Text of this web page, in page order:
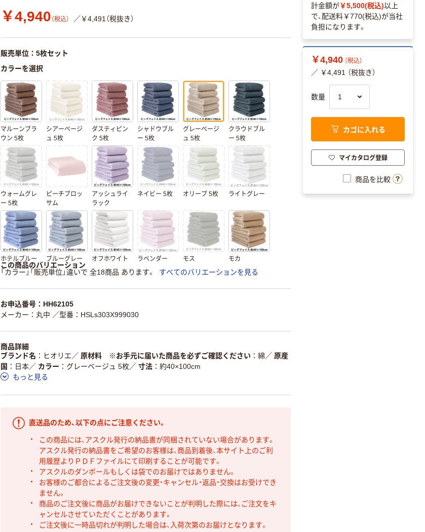
￥4,940 （税込） ／￥4,491（税抜き）
販売単位：5枚セット
カラーを選択
マルーンブラ
ウン 5枚
シアーベージ
ュ 5枚
ダスティピン
ク 5枚
シャドウブル
ー 5枚
グレーベージ
ュ 5枚
クラウドブル
ー 5枚
ウォームグレ
ー 5枚
ピーチブロッ
サム
アッシュライ
ラック
ネイビー 5枚 オリーブ 5枚 ライトグレー
ホテルブルー ブルーグレー オフホワイト ラベンダー モス モカ
この商品のバリエーション
「カラー」「販売単位」違いで 全18商品 あります。
すべてのバリエーションを見る
お申込番号：HH62105
メーカー：丸中 ／型番：HSLs303X999030
商品詳細
ブランド名
ヒオリエ ／ 原材料 ※お手元に届いた商品を必ずご確認ください 綿 ／ 原産
国
日本／ カラー グレーベージュ 5枚／ 寸法
約40×100cm
もっと見る
直送品のため、以下の点にご注意ください。
この商品には、アスクル発行の納品書が同梱されていない場合があります。
アスクル発行の納品書をご希望のお客様は、商品到着後、本サイト上のご利
用履歴よりＰＤＦファイルにて印刷することが可能です。
アスクルのダンボールもしくは袋でのお届けではありません。
お客様のご都合によるご注文後の変更・キャンセル・返品・交換はお受けでき
ません。
商品のご注文後に商品がお届けできないことが判明した際には、ご注文をキ
ャンセルさせていただくことがあります。
ご注文後に一時品切れが判明した場合は、入荷次第のお届けとなります。
計金額が￥5,500(税込)以上
で、配送料￥770(税込)が当社
負担になります。
￥4,940 （税込）
／ ￥4,491 （税抜き）
数量
カゴに入れる
マイカタログ登録
商品を比較